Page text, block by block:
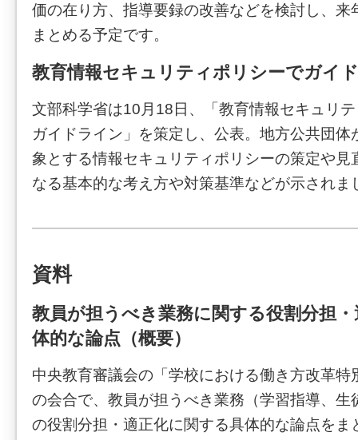
価の在り方、指導要録の改善などを検討し、来
まとめる予定です。
教育情報セキュリティポリシーでガイ
文部科学省は10月18日、「教育情報セキュリ
ガイドライン」を策定し、公表。地方公共団体
象とする情報セキュリティポリシーの策定や見
なる基本的な考え方や対策基準などが示されま
資料
教員が担うべき業務に関する役割分担
体的な論点（概要）
中央教育審議会の「学校における働き方改革
の会合で、教員が担うべき業務（学習指導、生
の役割分担・適正化に関する具体的な論点をま